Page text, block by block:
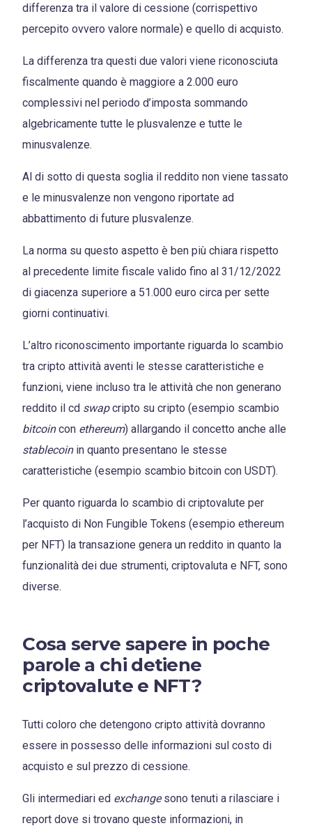
differenza tra il valore di cessione (corrispettivo
percepito ovvero valore normale) e quello di acquisto.
La differenza tra questi due valori viene riconosciuta
fiscalmente quando è maggiore a 2.000 euro
complessivi nel periodo d’imposta sommando
algebricamente tutte le plusvalenze e tutte le
minusvalenze.
Al di sotto di questa soglia il reddito non viene tassato
e le minusvalenze non vengono riportate ad
abbattimento di future plusvalenze.
La norma su questo aspetto è ben più chiara rispetto
al precedente limite fiscale valido fino al 31/12/2022
di giacenza superiore a 51.000 euro circa per sette
giorni continuativi.
L’altro riconoscimento importante riguarda lo scambio
tra cripto attività aventi le stesse caratteristiche e
funzioni, viene incluso tra le attività che non generano
reddito il cd swapcripto su cripto (esempio scambio
bitcoincon ethereum) allargando il concetto anche alle
stablecoinin quanto presentano le stesse
caratteristiche (esempio scambio bitcoin con USDT).
Per quanto riguarda lo scambio di criptovalute per
l’acquisto di Non Fungible Tokens (esempio ethereum
per NFT) la transazione genera un reddito in quanto la
funzionalità dei due strumenti, criptovaluta e NFT, sono
diverse.
Cosa serve sapere in poche
parole a chi detiene
criptovalute e NFT?
Tutti coloro che detengono cripto attività dovranno
essere in possesso delle informazioni sul costo di
acquisto e sul prezzo di cessione.
Gli intermediari ed exchangesono tenuti a rilasciare i
report dove si trovano queste informazioni, in